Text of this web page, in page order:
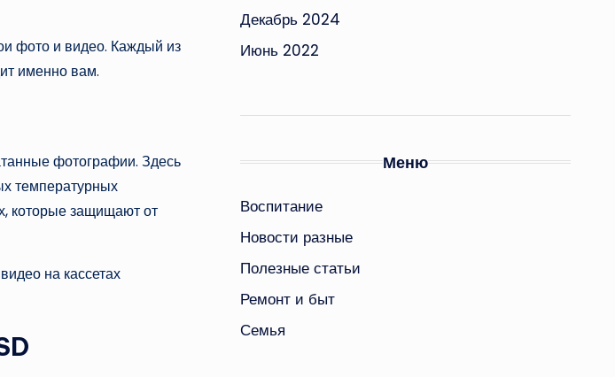
фото и видео. Каждый из
именно вам.
фотографии. Здесь
температурных
которые защищают от
на кассетах
Декабрь 2024
Июнь 2022
Меню
Воспитание
Новости разные
Полезные статьи
Ремонт и быт
Семья